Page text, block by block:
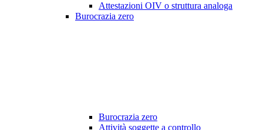
Attestazioni OIV o struttura analoga
Burocrazia zero
Burocrazia zero
Attività soggette a controllo